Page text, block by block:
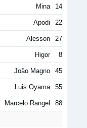
Mina 14
Apodi 22
Alesson 27
Higor 8
João Magno 45
Luis Oyama 55
Marcelo Rangel 88